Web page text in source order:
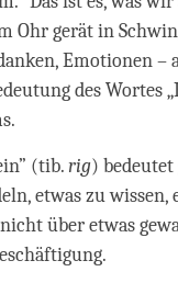
Ohr gerät in
Emotionen –
des Wortes
(tib.rig)
etwas zu
über etwas